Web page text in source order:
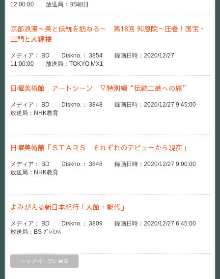
12:00:00 放送局：BS朝日
京都浪漫～美と伝統を訪ねる～ 第18回 知恩院～圧巻！国宝・
三門と大鐘楼
メディア： BD Diskno.： 3854 録画日時：2020/12/27
11:00:00 放送局：TOKYO MX1
日曜美術館 アートシーン ▽特別編“伝統工芸への旅”
メディア： BD Diskno.： 3848 録画日時：2020/12/27 9:45:00
放送局：NHK教育
日曜美術館「ＳＴＡＲＳ それぞれのデビューから現在」
メディア： BD Diskno.： 3848 録画日時：2020/12/27 9:00:00
放送局：NHK教育
よみがえる新日本紀行「大館・能代」
メディア： BD Diskno.： 3809 録画日時：2020/12/27 6:45:00
放送局：BS ﾌﾟﾚﾐｱﾑ
トップページに戻る